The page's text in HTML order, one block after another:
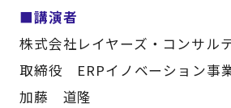
■講演者
株式会社レイヤーズ・コンサル
取締役 ERPイノベーション事
加藤 道隆